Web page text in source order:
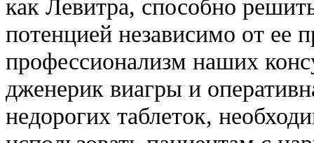
как Левитра, способно
потенцией независимо от ее
профессионализм наших
дженерик виагры и
недорогих таблеток,